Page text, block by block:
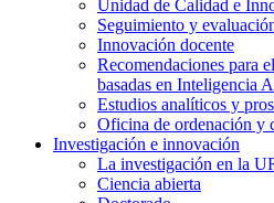
Unidad de Calidad e
Seguimiento y
Innovación docente
Recomendaciones para
basadas en Inteligencia
Estudios analíticos y
Oficina de ordenación y
Investigación e innovación
La investigación en la
Ciencia abierta